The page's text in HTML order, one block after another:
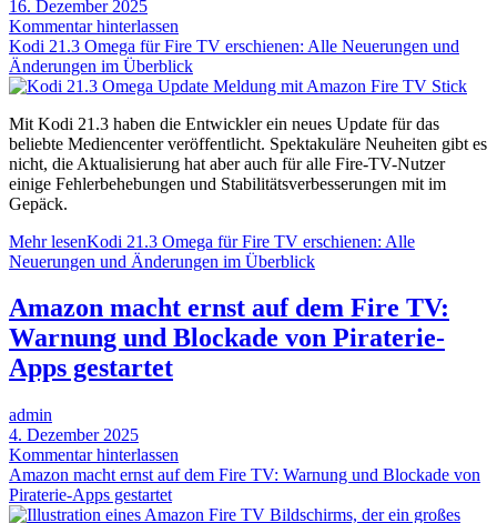
16. Dezember 2025
Kommentar hinterlassen
Kodi 21.3 Omega für Fire TV erschienen: Alle Neuerungen und
Änderungen im Überblick
Mit Kodi 21.3 haben die Entwickler ein neues Update für das
beliebte Mediencenter veröffentlicht. Spektakuläre Neuheiten gibt es
nicht, die Aktualisierung hat aber auch für alle Fire-TV-Nutzer
einige Fehlerbehebungen und Stabilitätsverbesserungen mit im
Gepäck.
Mehr lesenKodi 21.3 Omega für Fire TV erschienen: Alle
Neuerungen und Änderungen im Überblick
Amazon macht ernst auf dem Fire TV:
Warnung und Blockade von Piraterie-
Apps gestartet
admin
4. Dezember 2025
Kommentar hinterlassen
Amazon macht ernst auf dem Fire TV: Warnung und Blockade von
Piraterie-Apps gestartet